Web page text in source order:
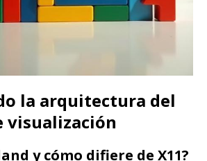
la arquitectura del
visualización
y cómo difiere de X11?